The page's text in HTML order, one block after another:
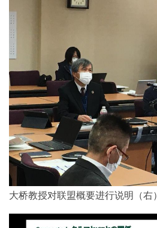
大桥教授对联盟概要进行说明（右）